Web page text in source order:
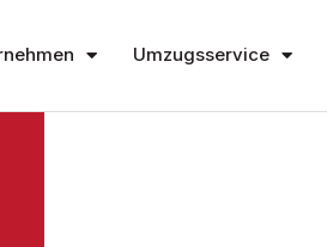
Umzugsservice